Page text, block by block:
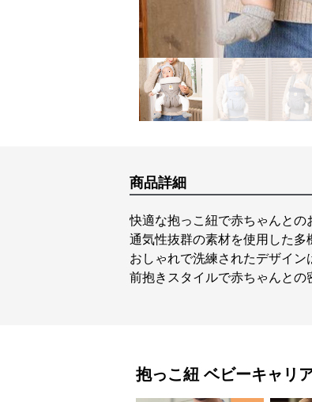
商品詳細
快適な抱っこ紐で赤ちゃんとの
通気性抜群の素材を使用した多
おしゃれで洗練されたデザイン
前抱きスタイルで赤ちゃんとの
抱っこ紐 ベビーキャリ